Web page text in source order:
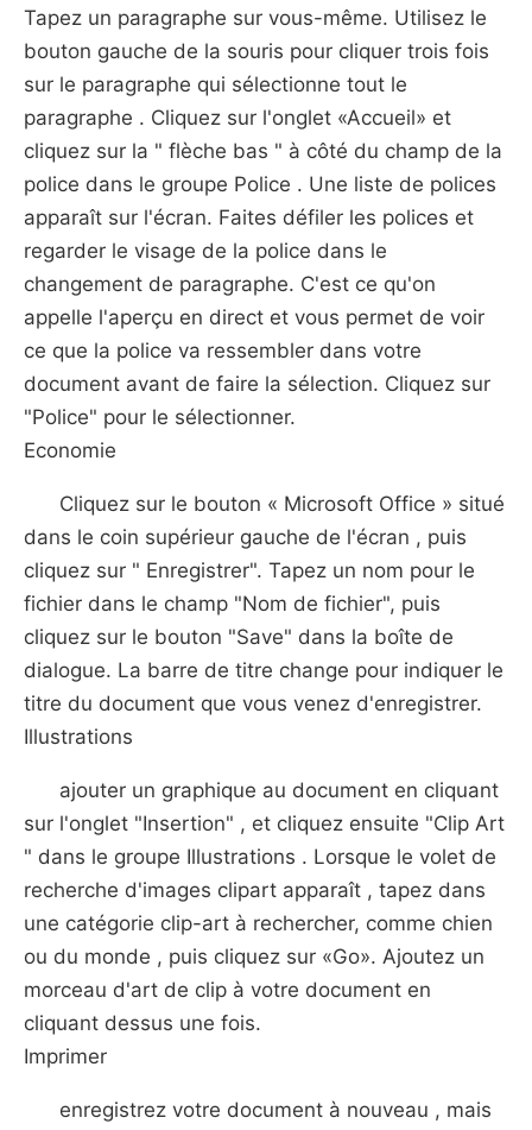
Tapez un paragraphe sur vous-même. Utilisez le
bouton gauche de la souris pour cliquer trois fois
sur le paragraphe qui sélectionne tout le
paragraphe . Cliquez sur l'onglet «Accueil» et
cliquez sur la " flèche bas " à côté du champ de la
police dans le groupe Police . Une liste de polices
apparaît sur l'écran. Faites défiler les polices et
regarder le visage de la police dans le
changement de paragraphe. C'est ce qu'on
appelle l'aperçu en direct et vous permet de voir
ce que la police va ressembler dans votre
document avant de faire la sélection. Cliquez sur
"Police" pour le sélectionner.
Economie
Cliquez sur le bouton « Microsoft Office » situé
dans le coin supérieur gauche de l'écran , puis
cliquez sur " Enregistrer". Tapez un nom pour le
fichier dans le champ "Nom de fichier", puis
cliquez sur le bouton "Save" dans la boîte de
dialogue. La barre de titre change pour indiquer le
titre du document que vous venez d'enregistrer.
Illustrations
ajouter un graphique au document en cliquant
sur l'onglet "Insertion" , et cliquez ensuite "Clip Art
" dans le groupe Illustrations . Lorsque le volet de
recherche d'images clipart apparaît , tapez dans
une catégorie clip-art à rechercher, comme chien
ou du monde , puis cliquez sur «Go». Ajoutez un
morceau d'art de clip à votre document en
cliquant dessus une fois.
Imprimer
enregistrez votre document à nouveau , mais